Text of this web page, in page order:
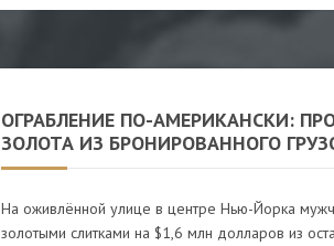
ОГРАБЛЕНИЕ ПО-АМЕРИКАНСКИ:
ЗОЛОТА ИЗ БРОНИРОВАННОГО
На оживлённой улице в центре Нью-Йорка
золотыми слитками на $1,6 млн долларов из